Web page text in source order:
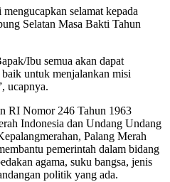
selamat kepada
Selatan Masa Bakti Tahun
Ibu semua akan dapat
untuk menjalankan misi
ucapnya.
RI Nomor 246 Tahun 1963
Indonesia dan Undang Undang
Palang Merah
pemerintah dalam bidang
agama, suku bangsa, jenis
politik yang ada.